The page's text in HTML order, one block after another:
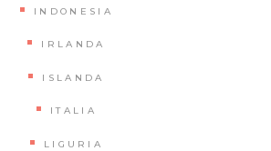
INDONESIA
IRLANDA
ISLANDA
ITALIA
LIGURIA